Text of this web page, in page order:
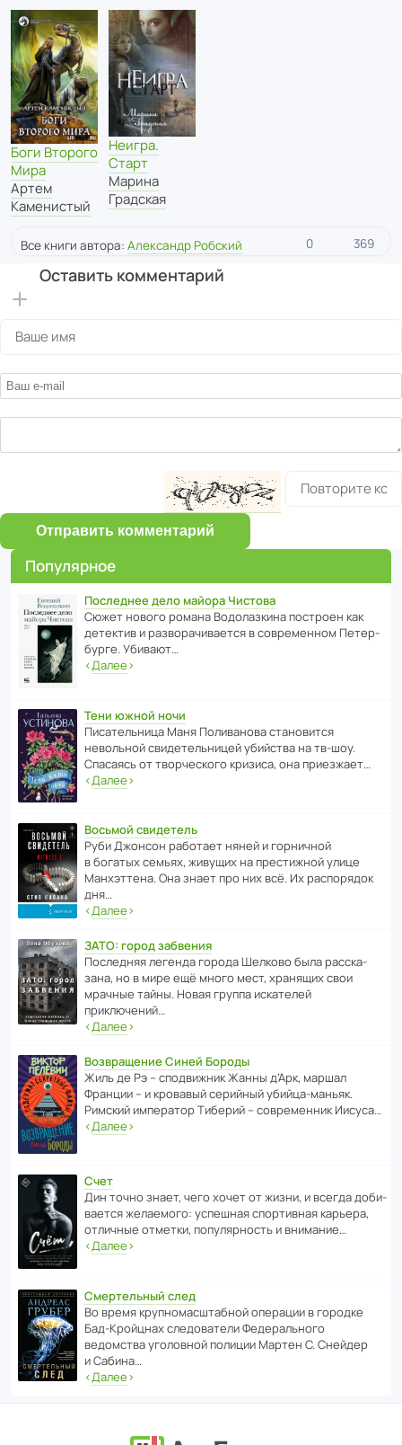
Боги Второго
Мира
Артем
Каменистый
Неигра.
Старт
Марина
Градская
Все книги автора: Александр Робский 0 369
Оставить комментарий
Отправить комментарий
Популярное
Последнее дело майора Чистова
Сюжет нового романа Водо­ла­з­кина пост­роен как
дете­ктив и разво­ра­чи­ва­ется в совре­менном Пете­р­
бурге. Убивают…
‹Далее›
Тени южной ночи
Писа­тель­ница Маня Поли­ва­нова стано­вится
невольной свиде­тель­ницей убийства на тв-шоу.
Спасаясь от твор­че­с­кого кризиса, она приезжает…
‹Далее›
Восьмой свидетель
Руби Джонсон рабо­тает няней и горни­чной
в богатых семьях, живущих на прес­ти­жной улице
Манх­эт­тена. Она знает про них всё. Их распо­рядок
дня…
‹Далее›
ЗАТО: город забвения
После­дняя легенда города Шелково была расска­
зана, но в мире ещё много мест, хранящих свои
мрачные тайны. Новая группа иска­телей
приключений…
‹Далее›
Возвращение Синей Бороды
Жиль де Рэ – спод­ви­жник Жанны д’Арк, маршал
Франции – и кровавый серийный убийца-маньяк.
Римский импе­ратор Тиберий – совре­менник Иисуса…
‹Далее›
Счет
Дин точно знает, чего хочет от жизни, и всегда доби­
ва­ется жела­е­мого: успе­шная спор­ти­вная карьера,
отли­чные отметки, попу­ля­р­ность и внимание…
‹Далее›
Смертельный след
Во время круп­но­мас­ш­та­бной операции в городке
Бад‑Крой­цнах следо­ва­тели Феде­раль­ного
ведомства уголо­вной полиции Мартен С. Снейдер
и Сабина…
‹Далее›